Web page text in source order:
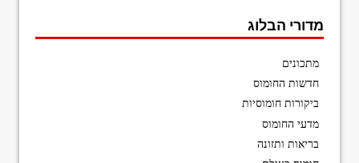
מדורי הבלוג
מתכונים
חדשות החומוס
ביקורות חומוסיות
מדעי החומוס
בריאות ותזונה